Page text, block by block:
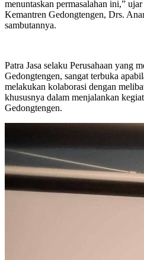
menuntaskan permasalahan ini,”
Kemantren Gedongtengen, Drs.
sambutannya.
Patra Jasa selaku Perusahaan yang
Gedongtengen, sangat terbuka
melakukan kolaborasi dengan
khususnya dalam menjalankan
Gedongtengen.